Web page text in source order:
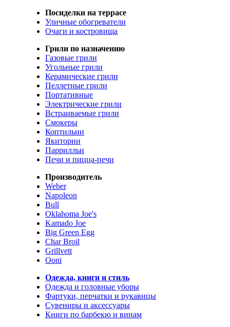
Посиделки на террасе
Уличные обогреватели
Очаги и костровища
Грили по назначению
Газовые грили
Угольные грили
Керамические грили
Пеллетные грили
Портативные
Электрические грили
Встраиваемые грили
Смокеры
Коптильни
Якитории
Паррилльи
Печи и пицца-печи
Производитель
Weber
Napoleon
Bull
Oklahoma Joe's
Kamado Joe
Big Green Egg
Char Broil
Grillvett
Ooni
Одежда, книги и стиль
Одежда и головные уборы
Фартуки, перчатки и рукавицы
Сувениры и аксессуары
Книги по барбекю и винам